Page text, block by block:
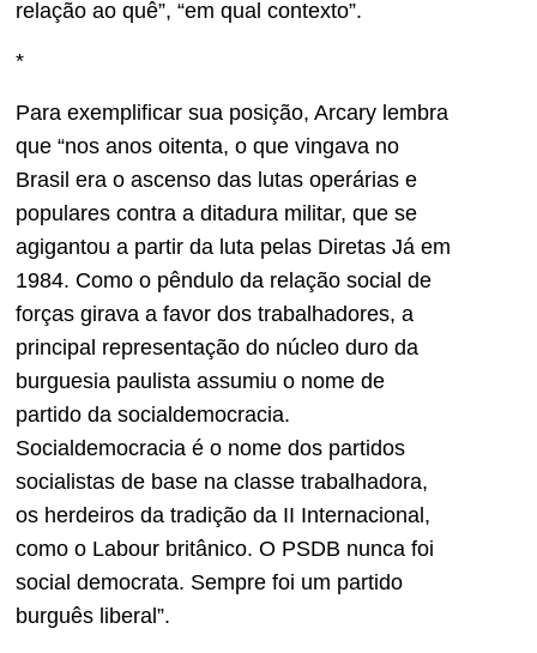
relação ao quê”, “em qual contexto”.
*
Para exemplificar sua posição, Arcary lembra
que “nos anos oitenta, o que vingava no
Brasil era o ascenso das lutas operárias e
populares contra a ditadura militar, que se
agigantou a partir da luta pelas Diretas Já em
1984. Como o pêndulo da relação social de
forças girava a favor dos trabalhadores, a
principal representação do núcleo duro da
burguesia paulista assumiu o nome de
partido da socialdemocracia.
Socialdemocracia é o nome dos partidos
socialistas de base na classe trabalhadora,
os herdeiros da tradição da II Internacional,
como o Labour britânico. O PSDB nunca foi
social democrata. Sempre foi um partido
burguês liberal”.